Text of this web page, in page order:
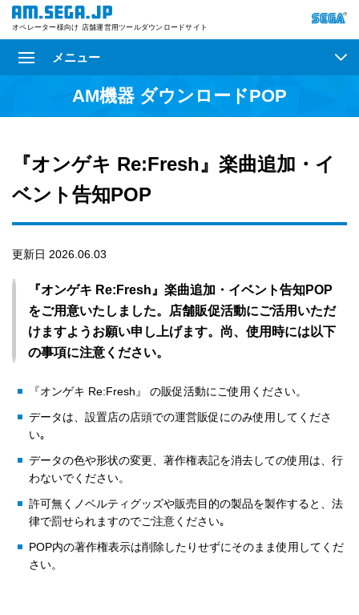
オペレーター様向け 店舗運営用ツールダウンロードサイト
メニュー
AM機器 ダウンロードPOP
『オンゲキ Re:Fresh』楽曲追加・イ
ベント告知POP
更新日 2026.06.03
『オンゲキ Re:Fresh』楽曲追加・イベント告知POP
をご用意いたしました。店舗販促活動にご活用いただ
けますようお願い申し上げます。尚、使用時には以下
の事項に注意ください。
『オンゲキ Re:Fresh』 の販促活動にご使用ください。
データは、設置店の店頭での運営販促にのみ使用してくださ
い｡
データの色や形状の変更、著作権表記を消去しての使用は、行
わないでください。
許可無くノベルティグッズや販売目的の製品を製作すると、法
律で罰せられますのでご注意ください｡
POP内の著作権表示は削除したりせずにそのまま使用してくだ
さい。